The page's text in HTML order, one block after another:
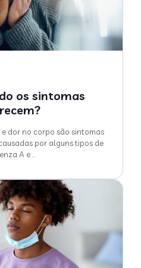
os sintomas
e dor no corpo são sintomas
por alguns tipos de
A e…